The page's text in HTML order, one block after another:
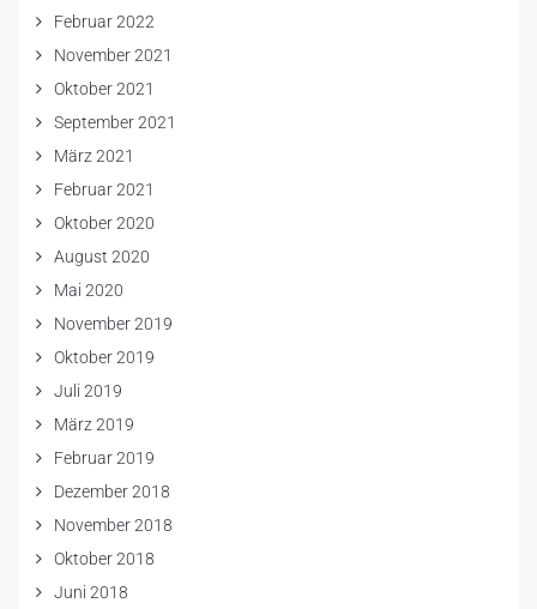
Februar 2022
November 2021
Oktober 2021
September 2021
März 2021
Februar 2021
Oktober 2020
August 2020
Mai 2020
November 2019
Oktober 2019
Juli 2019
März 2019
Februar 2019
Dezember 2018
November 2018
Oktober 2018
Juni 2018